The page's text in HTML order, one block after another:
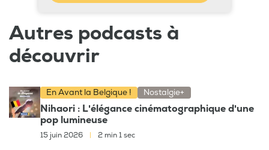
Autres podcasts à
découvrir
En Avant la Belgique ! Nostalgie+
Nihaori : L'élégance cinématographique d'une
pop lumineuse
15 juin 2026 2 min 1 sec